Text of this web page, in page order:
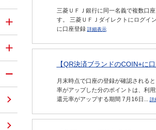
三菱ＵＦＪ銀行に同一名義で複数口
す。 三菱ＵＦＪダイレクトにログイ
に口座登録 詳細表示
【QR決済ブランドのCOIN+に
月末時点で口座の登録が確認される
率がアップした分のポイントは、利
還元率がアップする期間 7月16日... 詳